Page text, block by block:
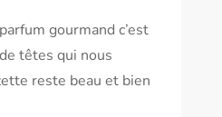
gourmand c’est
têtes qui nous
reste beau et bien